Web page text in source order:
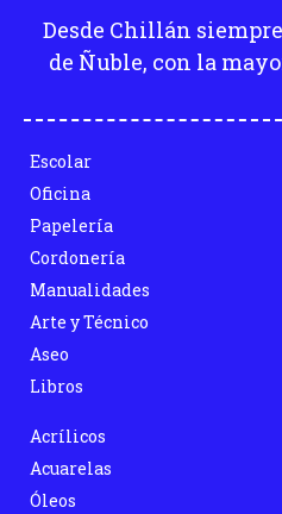
Desde Chillán
de Ñuble, con la
Escolar
Oficina
Papelería
Cordonería
Manualidades
Arte y Técnico
Aseo
Libros
Acrílicos
Acuarelas
Óleos